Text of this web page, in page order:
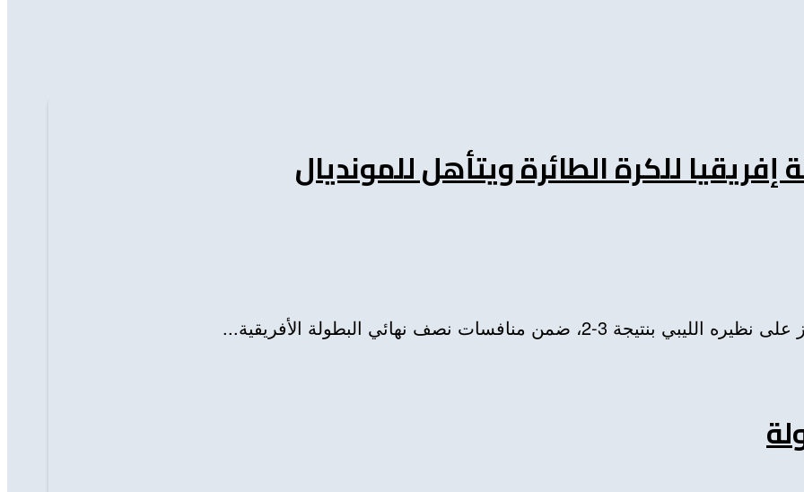
للكرة الطائرة ويتأهل للمونديال
منافسات نصف نهائي البطولة الأفريقية...